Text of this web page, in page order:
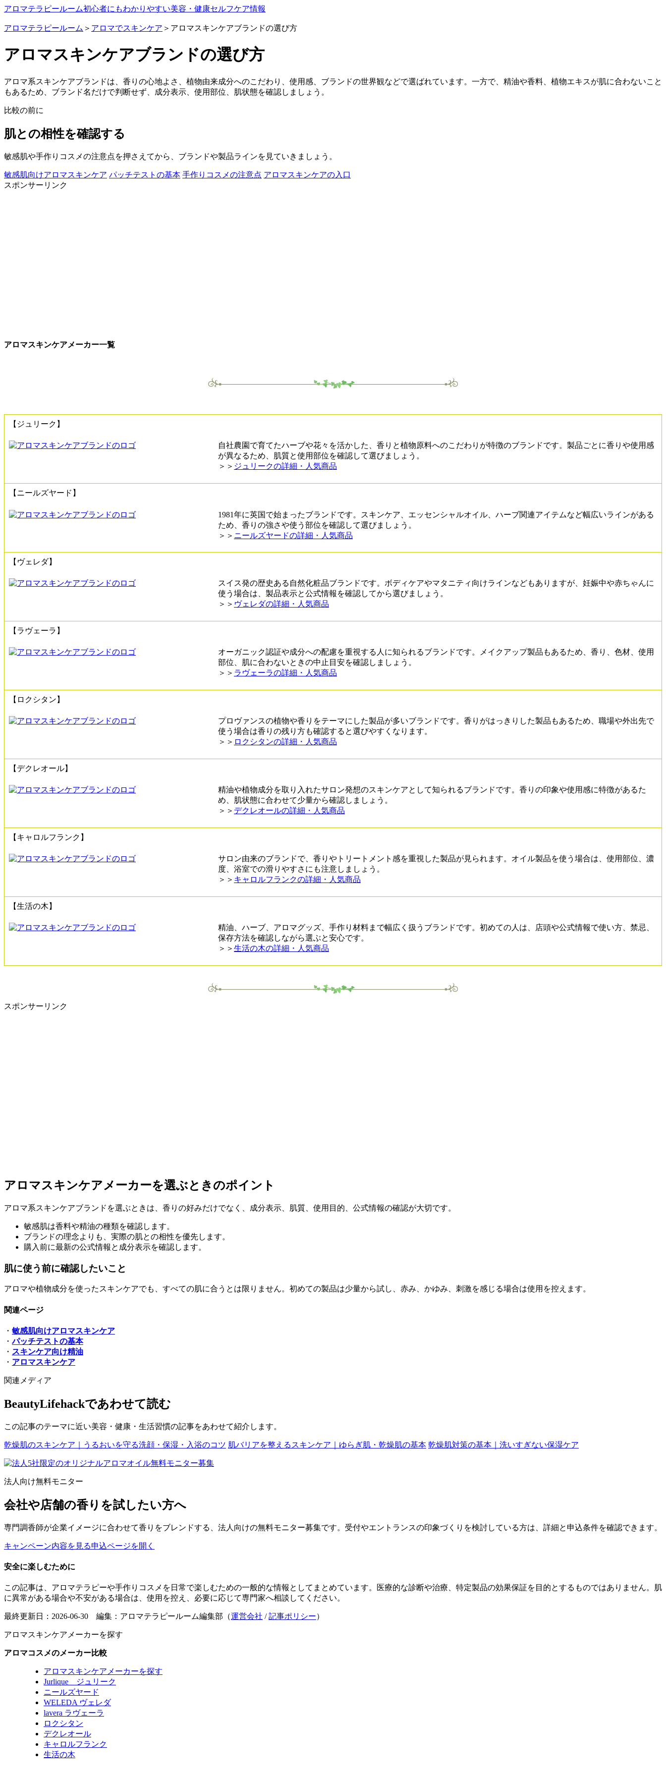
アロマテラピールーム初心者にもわかりやすい美容・健康セルフケア情報
アロマテラピールーム ＞ アロマでスキンケア ＞アロマスキンケアブランドの選び方
アロマスキンケアブランドの選び方
アロマ系スキンケアブランドは、香りの心地よさ、植物由来成分へのこだわり、使用感、ブランドの世界観などで選ばれています。一方で、精油や香料、植物エキスが肌に合わないこと
もあるため、ブランド名だけで判断せず、成分表示、使用部位、肌状態を確認しましょう。
比較の前に
肌との相性を確認する
敏感肌や手作りコスメの注意点を押さえてから、ブランドや製品ラインを見ていきましょう。
敏感肌向けアロマスキンケア パッチテストの基本 手作りコスメの注意点 アロマスキンケアの入口
スポンサーリンク
アロマスキンケアメーカー一覧
【ジュリーク】
自社農園で育てたハーブや花々を活かした、香りと植物原料へのこだわりが特徴のブランドです。製品ごとに香りや使用感
が異なるため、肌質と使用部位を確認して選びましょう。
＞＞ ジュリークの詳細・人気商品
【ニールズヤード】
1981年に英国で始まったブランドです。スキンケア、エッセンシャルオイル、ハーブ関連アイテムなど幅広いラインがある
ため、香りの強さや使う部位を確認して選びましょう。
＞＞ ニールズヤードの詳細・人気商品
【ヴェレダ】
スイス発の歴史ある自然化粧品ブランドです。ボディケアやマタニティ向けラインなどもありますが、妊娠中や赤ちゃんに
使う場合は、製品表示と公式情報を確認してから選びましょう。
＞＞ ヴェレダの詳細・人気商品
【ラヴェーラ】
オーガニック認証や成分への配慮を重視する人に知られるブランドです。メイクアップ製品もあるため、香り、色材、使用
部位、肌に合わないときの中止目安を確認しましょう。
＞＞ ラヴェーラの詳細・人気商品
【ロクシタン】
プロヴァンスの植物や香りをテーマにした製品が多いブランドです。香りがはっきりした製品もあるため、職場や外出先で
使う場合は香りの残り方も確認すると選びやすくなります。
＞＞ ロクシタンの詳細・人気商品
【デクレオール】
精油や植物成分を取り入れたサロン発想のスキンケアとして知られるブランドです。香りの印象や使用感に特徴があるた
め、肌状態に合わせて少量から確認しましょう。
＞＞ デクレオールの詳細・人気商品
【キャロルフランク】
サロン由来のブランドで、香りやトリートメント感を重視した製品が見られます。オイル製品を使う場合は、使用部位、濃
度、浴室での滑りやすさにも注意しましょう。
＞＞ キャロルフランクの詳細・人気商品
【生活の木】
精油、ハーブ、アロマグッズ、手作り材料まで幅広く扱うブランドです。初めての人は、店頭や公式情報で使い方、禁忌、
保存方法を確認しながら選ぶと安心です。
＞＞ 生活の木の詳細・人気商品
スポンサーリンク
アロマスキンケアメーカーを選ぶときのポイント
アロマ系スキンケアブランドを選ぶときは、香りの好みだけでなく、成分表示、肌質、使用目的、公式情報の確認が大切です。
敏感肌は香料や精油の種類を確認します。
ブランドの理念よりも、実際の肌との相性を優先します。
購入前に最新の公式情報と成分表示を確認します。
肌に使う前に確認したいこと
アロマや植物成分を使ったスキンケアでも、すべての肌に合うとは限りません。初めての製品は少量から試し、赤み、かゆみ、刺激を感じる場合は使用を控えます。
関連ページ
・ 敏感肌向けアロマスキンケア
・パッチテストの基本
・ スキンケア向け精油
・ アロマスキンケア
関連メディア
BeautyLifehackであわせて読む
この記事のテーマに近い美容・健康・生活習慣の記事をあわせて紹介します。
乾燥肌のスキンケア｜うるおいを守る洗顔・保湿・入浴のコツ 肌バリアを整えるスキンケア｜ゆらぎ肌・乾燥肌の基本 乾燥肌対策の基本｜洗いすぎない保湿ケア
法人向け無料モニター
会社や店舗の香りを試したい方へ
専門調香師が企業イメージに合わせて香りをブレンドする、法人向けの無料モニター募集です。受付やエントランスの印象づくりを検討している方は、詳細と申込条件を確認できます。
キャンペーン内容を見る申込ページを開く
安全に楽しむために
この記事は、アロマテラピーや手作りコスメを日常で楽しむための一般的な情報としてまとめています。医療的な診断や治療、特定製品の効果保証を目的とするものではありません。肌
に異常がある場合や不安がある場合は、使用を控え、必要に応じて専門家へ相談してください。
最終更新日：2026-06-30 編集：アロマテラピールーム編集部（運営会社 /記事ポリシー）
アロマスキンケアメーカーを探す
アロマコスメのメーカー比較
アロマスキンケアメーカーを探す
Jurlique ジュリーク
ニールズヤード
WELEDA ヴェレダ
lavera ラヴェーラ
ロクシタン
デクレオール
キャロルフランク
生活の木